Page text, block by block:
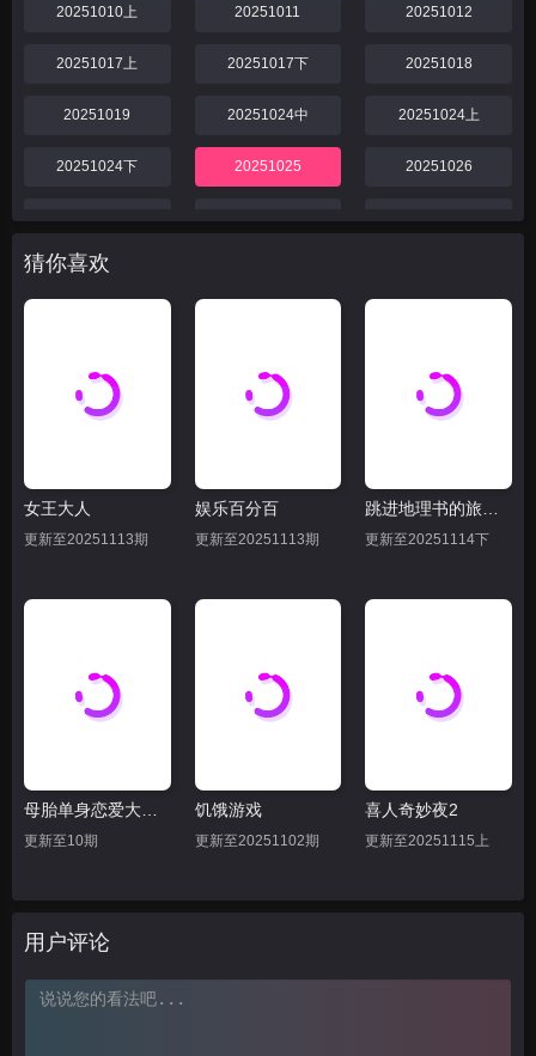
20251010上 20251011 20251012
20251017上 20251017下 20251018
20251019 20251024中 20251024上
20251024下 20251025 20251026
20251031 20251031下 20251031中
20251031上
20251108 20251109 20251114中
20251114下 20251114上 20251115
猜你喜欢
女王大人
更新至20251113期
娱乐百分百
更新至20251113期
跳进地理书的旅行2025·甘肃篇
更新至20251114下
更新至10期
饥饿游戏
更新至20251102期
喜人奇妙夜2
更新至20251115上
用户评论